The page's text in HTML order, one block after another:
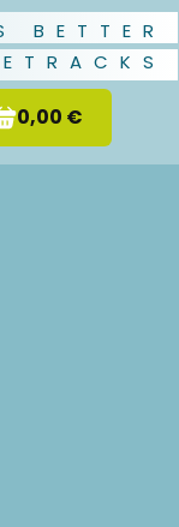
BETTER
0,00 €